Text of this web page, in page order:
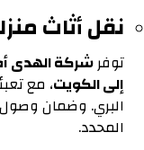
نقل أثاث
توفرشركة الهدى
إلى الكويت، مع
البري. وضمان
المحدد.